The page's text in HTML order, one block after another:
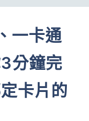
一卡通
分鐘完
卡片的